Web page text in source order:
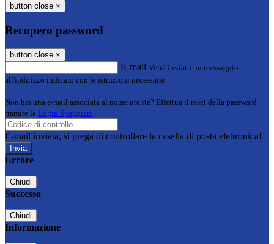
button close ×
Recupero password
button close ×
E-mail Verrà inviato un messaggio
all'indirizzo indicato con le istruzioni necessarie.
Non hai una e-mail associata al nome utente? Effettua il reset della password
tramite la Login Spaggiari
E-mail inviata, si prega di controllare la casella di posta elettronica!
Errore
Chiudi
Successo
Chiudi
Informazione